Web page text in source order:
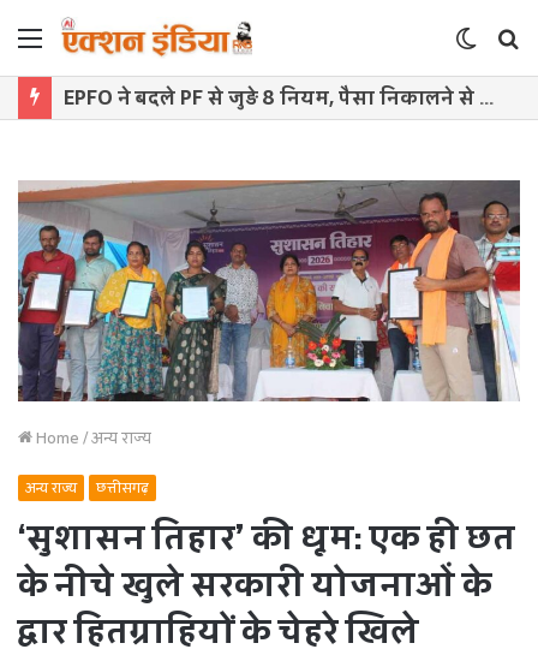
Menu
Switch
skin
EPFO ने बदले PF से जुड़े 8 नियम, पैसा निकालने से नॉमिनेशन और क्लेम तक बड़ा अपडेट
Home/अन्य राज्य
अन्य राज्य छत्तीसगढ़
‘सुशासन तिहार’ की धूम: एक ही छत
के नीचे खुले सरकारी योजनाओं के
द्वार हितग्राहियों के चेहरे खिले